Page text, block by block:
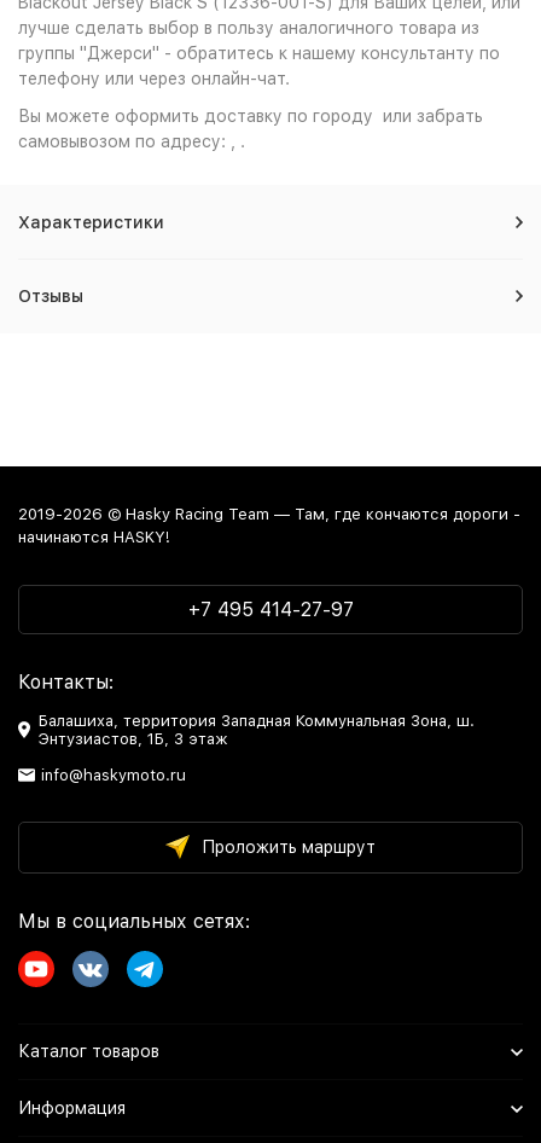
лучше сделать выбор в пользу аналогичного товара из
группы "Джерси" - обратитесь к нашему консультанту по
телефону или через онлайн-чат.
Вы можете оформить доставку по городу или забрать
самовывозом по адресу: , .
Характеристики
Отзывы
2019-2026 © Hasky Racing Team — Там, где кончаются дороги -
начинаются HASKY!
+7 495 414-27-97
Контакты:
Балашиха, территория Западная Коммунальная Зона, ш.
Энтузиастов, 1Б, 3 этаж
info@haskymoto.ru
Проложить маршрут
Мы в социальных сетях:
Каталог товаров
Информация